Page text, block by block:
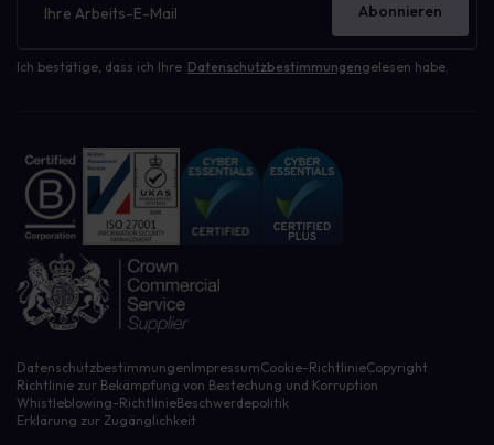
Ich bestätige, dass ich Ihre Datenschutzbestimmungengelesen habe.
Abonnieren
DatenschutzbestimmungenImpressumCookie-RichtlinieCopyright
Richtlinie zur Bekämpfung von Bestechung und Korruption
Whistleblowing-RichtlinieBeschwerdepolitik
Erklärung zur Zugänglichkeit